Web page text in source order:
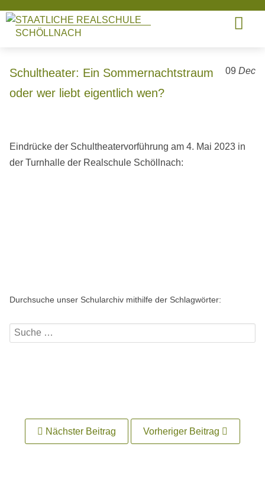
STAATLICHE REALSCHULE
SCHÖLLNACH
09 Dec
Schultheater: Ein Sommernachtstraum
oder wer liebt eigentlich wen?
Eindrücke der Schultheatervorführung am 4. Mai 2023 in
der Turnhalle der Realschule Schöllnach:
Durchsuche unser Schularchiv mithilfe der Schlagwörter:
Nächster Beitrag Vorheriger Beitrag